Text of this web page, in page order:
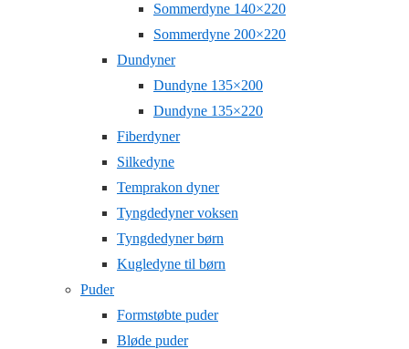
Sommerdyne 140×220
Sommerdyne 200×220
Dundyner
Dundyne 135×200
Dundyne 135×220
Fiberdyner
Silkedyne
Temprakon dyner
Tyngdedyner voksen
Tyngdedyner børn
Kugledyne til børn
Puder
Formstøbte puder
Bløde puder